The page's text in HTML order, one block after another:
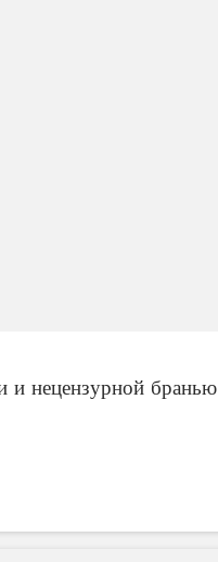
и нецензурной бранью